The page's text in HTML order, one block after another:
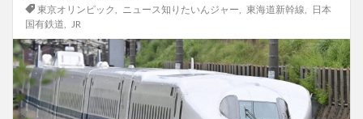
東京オリンピック
ニュース知りたいんジャー 東海道新幹線
日本
国有鉄道
JR